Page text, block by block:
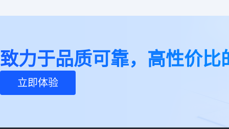
致力于品质可靠，高性价比
立即体验